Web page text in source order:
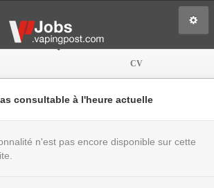
CV
consultable à l'heure actuelle
n'est pas encore disponible sur cette